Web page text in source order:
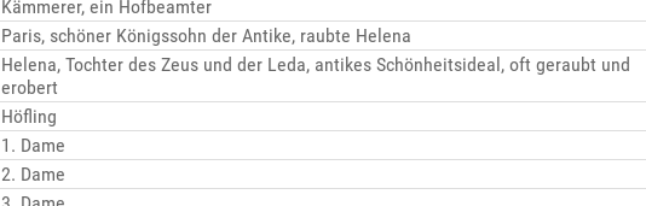
Kämmerer, ein Hofbeamter
Paris, schöner Königssohn der Antike, raubte Helena
Helena, Tochter des Zeus und der Leda, antikes Schönheitsideal, oft geraubt und
erobert
Höfling
1. Dame
2. Dame